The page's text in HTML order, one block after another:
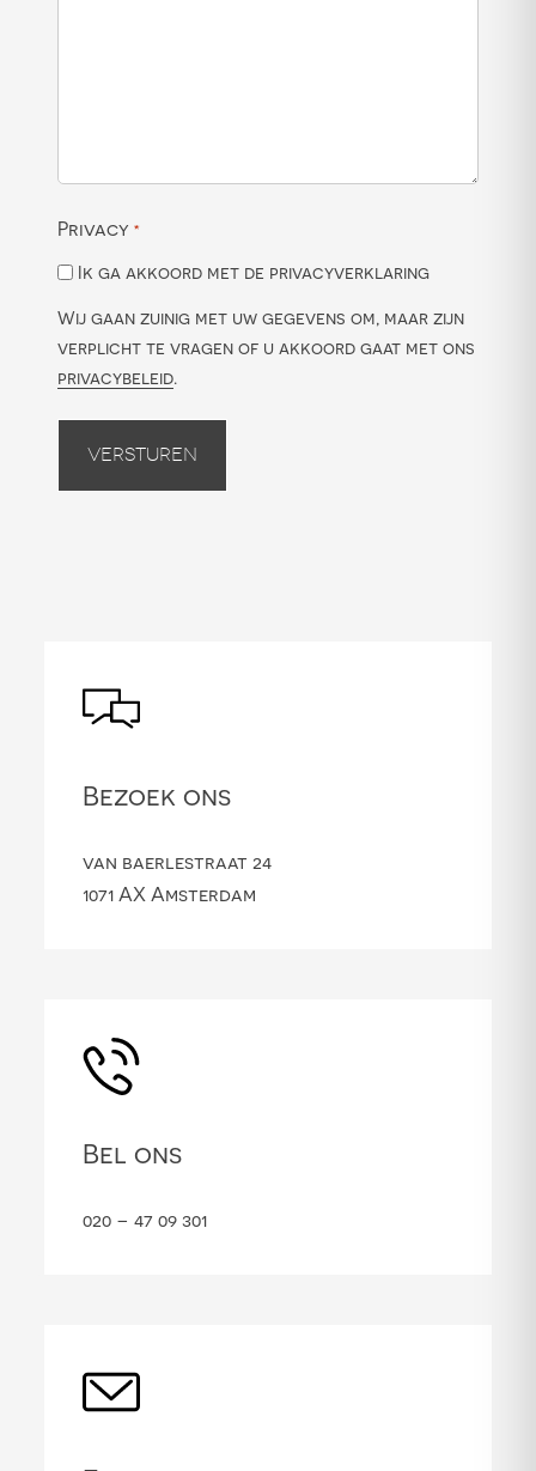
Privacy *
Ik ga akkoord met de privacyverklaring
Wij gaan zuinig met uw gegevens om, maar zijn
verplicht te vragen of u akkoord gaat met ons
privacybeleid.
Versturen
Bezoek ons
van baerlestraat 24
1071 AX Amsterdam
Bel ons
020 – 47 09 301